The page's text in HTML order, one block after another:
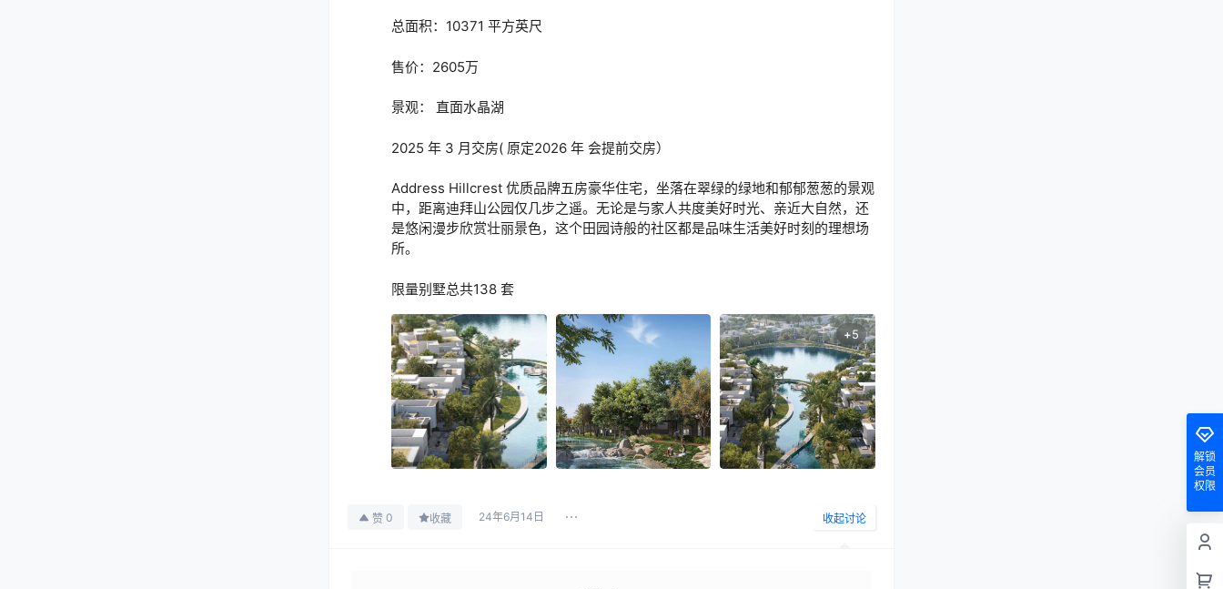
总面积：10371 平方英尺
售价：2605万
景观： 直面水晶湖
2025 年 3 月交房( 原定2026 年 会提前交房）
Address Hillcrest 优质品牌五房豪华住宅，坐落在翠绿的绿地和郁郁葱葱的景观
中，距离迪拜山公园仅几步之遥。无论是与家人共度美好时光、亲近大自然，还
是悠闲漫步欣赏壮丽景色，这个田园诗般的社区都是品味生活美好时刻的理想场
所。
限量别墅总共138 套
+5
赞 0 收藏 24年6月14日 收起讨论
解锁
会员
权限